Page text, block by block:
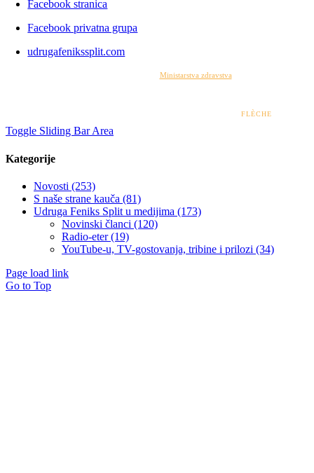
Facebook stranica
Facebook privatna grupa
udrugafenikssplit.com
Ministarstva zdravstva
FLÈCHE
Toggle Sliding Bar Area
Kategorije
Novosti (253)
S naše strane kauča (81)
Udruga Feniks Split u medijima (173)
Novinski članci (120)
Radio-eter (19)
YouTube-u, TV-gostovanja, tribine i prilozi (34)
Page load link
Go to Top